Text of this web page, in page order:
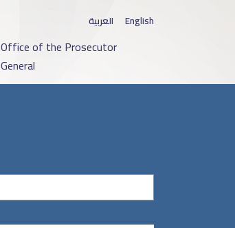
العربية English
Office of the Prosecutor
General